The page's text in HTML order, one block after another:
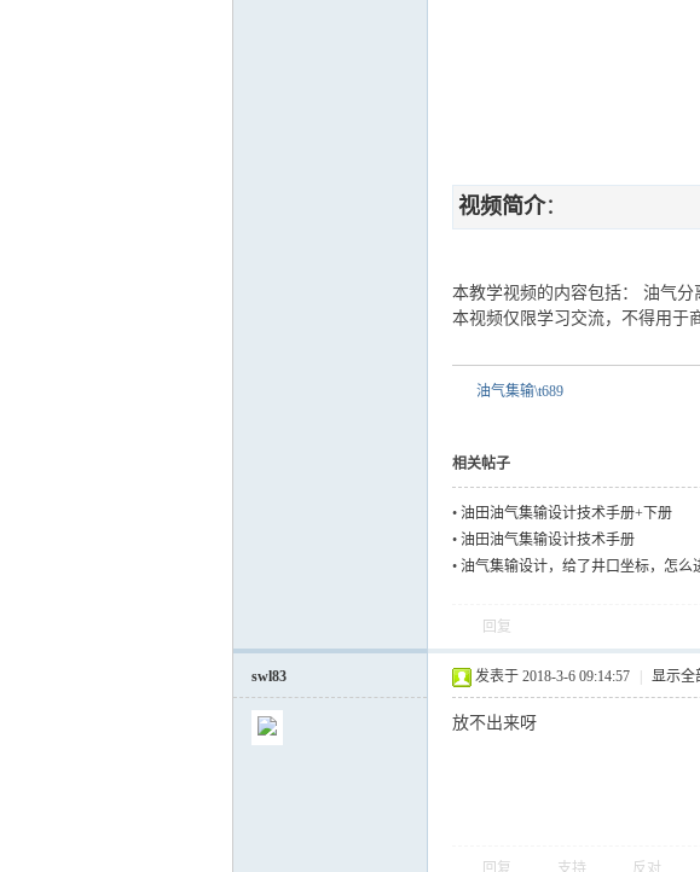
视频简介：
本教学视频的内容包括： 油气分
本视频仅限学习交流，不得用于
油气集输\t689
相关帖子
• 油田油气集输设计技术手册+下册
• 油田油气集输设计技术手册
• 油气集输设计，给了井口坐标，怎么
回复
swl83 发表于 2018-3-6 09:14:57 显示全
放不出来呀
回复 支持 反对